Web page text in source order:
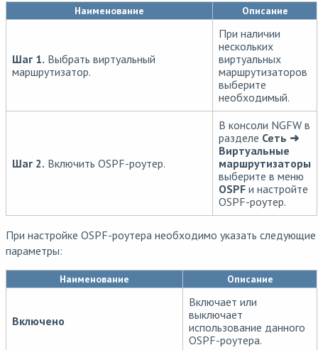
Наименование Описание
Шаг 1. Выбрать виртуальный
маршрутизатор.
При наличии
нескольких
виртуальных
маршрутизаторов
выберите
необходимый.
Шаг 2. Включить OSPF-роутер.
В консоли NGFW в
разделе Сеть ➜
Виртуальные
маршрутизаторы
выберите в меню
OSPF и настройте
OSPF-роутер.
При настройке OSPF-роутера необходимо указать следующие
параметры:
Наименование Описание
Включено
Включает или
выключает
использование данного
OSPF-роутера.